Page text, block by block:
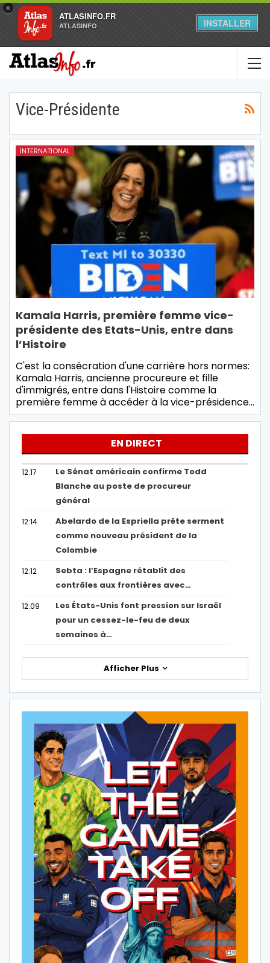
×
ATLASINFO.FR
ATLASINFO INSTALLER
Vice-Présidente
INTERNATIONAL
Kamala Harris, première femme vice-
présidente des Etats-Unis, entre dans
l’Histoire
C'est la consécration d'une carrière hors normes:
Kamala Harris, ancienne procureure et fille
d'immigrés, entre dans l'Histoire comme la
première femme à accéder à la vice-présidence…
EN DIRECT
12:17
Le Sénat américain confirme Todd
Blanche au poste de procureur
général
12:14
Abelardo de la Espriella prête serment
comme nouveau président de la
Colombie
12:12
Sebta : l’Espagne rétablit des
contrôles aux frontières avec…
12:09
Les États-Unis font pression sur Israël
pour un cessez-le-feu de deux
semaines à…
Afficher Plus